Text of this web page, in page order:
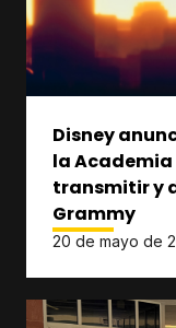
Disney
la
transmitir y
Grammy
20 de mayo de